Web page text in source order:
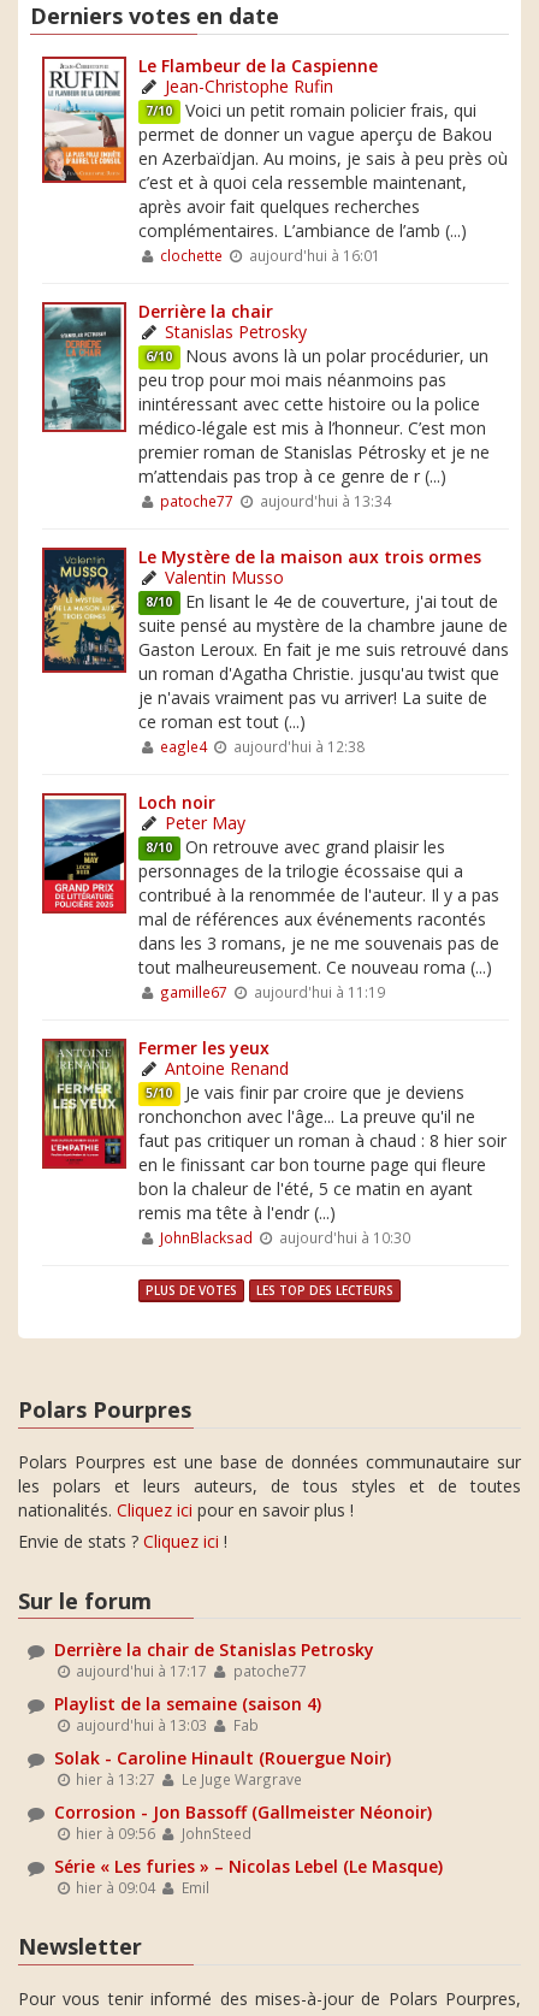
Derniers votes en date
Le Flambeur de la Caspienne
Jean-Christophe Rufin
7/10 Voici un petit romain policier frais, qui
permet de donner un vague aperçu de Bakou
en Azerbaïdjan. Au moins, je sais à peu près où
c’est et à quoi cela ressemble maintenant,
après avoir fait quelques recherches
complémentaires. L’ambiance de l’amb (...)
clochette aujourd'hui à 16:01
Derrière la chair
Stanislas Petrosky
6/10 Nous avons là un polar procédurier, un
peu trop pour moi mais néanmoins pas
inintéressant avec cette histoire ou la police
médico-légale est mis à l’honneur. C’est mon
premier roman de Stanislas Pétrosky et je ne
m’attendais pas trop à ce genre de r (...)
patoche77 aujourd'hui à 13:34
Le Mystère de la maison aux trois ormes
Valentin Musso
8/10 En lisant le 4e de couverture, j'ai tout de
suite pensé au mystère de la chambre jaune de
Gaston Leroux. En fait je me suis retrouvé dans
un roman d'Agatha Christie. jusqu'au twist que
je n'avais vraiment pas vu arriver! La suite de
ce roman est tout (...)
eagle4 aujourd'hui à 12:38
Loch noir
Peter May
8/10 On retrouve avec grand plaisir les
personnages de la trilogie écossaise qui a
contribué à la renommée de l'auteur. Il y a pas
mal de références aux événements racontés
dans les 3 romans, je ne me souvenais pas de
tout malheureusement. Ce nouveau roma (...)
gamille67 aujourd'hui à 11:19
Fermer les yeux
Antoine Renand
5/10 Je vais finir par croire que je deviens
ronchonchon avec l'âge... La preuve qu'il ne
faut pas critiquer un roman à chaud : 8 hier soir
en le finissant car bon tourne page qui fleure
bon la chaleur de l'été, 5 ce matin en ayant
remis ma tête à l'endr (...)
JohnBlacksad aujourd'hui à 10:30
PLUS DE VOTES LES TOP DES LECTEURS
Polars Pourpres
Polars Pourpres est une base de données communautaire sur
les polars et leurs auteurs, de tous styles et de toutes
nationalités. Cliquez ici pour en savoir plus !
Envie de stats ? Cliquez ici !
Sur le forum
Derrière la chair de Stanislas Petrosky
aujourd'hui à 17:17 patoche77
Playlist de la semaine (saison 4)
aujourd'hui à 13:03 Fab
Solak - Caroline Hinault (Rouergue Noir)
hier à 13:27 Le Juge Wargrave
Corrosion - Jon Bassoff (Gallmeister Néonoir)
hier à 09:56 JohnSteed
Série « Les furies » – Nicolas Lebel (Le Masque)
hier à 09:04 Emil
Newsletter
Pour vous tenir informé des mises-à-jour de Polars Pourpres,